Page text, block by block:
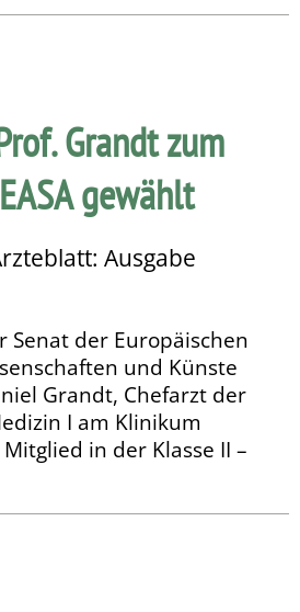
Grandt zum
gewählt
Ausgabe
Senat der Europäischen
und Künste
Grandt, Chefarzt der
I am Klinikum
in der Klasse II –